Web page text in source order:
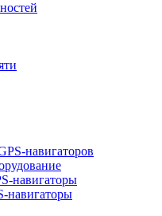
навигаторов
навигаторы
навигаторы